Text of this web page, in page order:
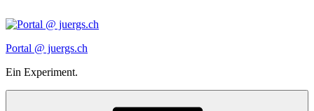
Inhalt
Portal @ juergs.ch
Ein Experiment.